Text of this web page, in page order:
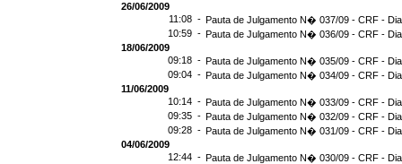
26/06/2009
11:08 - Pauta de Julgamento N� 037/09 - CRF -
10:59 - Pauta de Julgamento N� 036/09 - CRF -
18/06/2009
09:18 - Pauta de Julgamento N� 035/09 - CRF -
09:04 - Pauta de Julgamento N� 034/09 - CRF -
11/06/2009
10:14 - Pauta de Julgamento N� 033/09 - CRF -
09:35 - Pauta de Julgamento N� 032/09 - CRF -
09:28 - Pauta de Julgamento N� 031/09 - CRF -
04/06/2009
12:44 - Pauta de Julgamento N� 030/09 - CRF -